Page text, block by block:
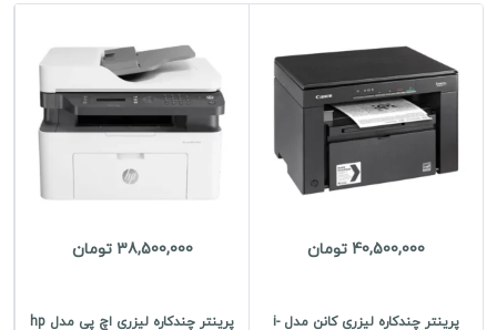
Pro
M227FDN
عدد
40,500,000 تومان
پرینتر چندکاره لیزری کانن مدل i-
38,500,000 تومان
پرینتر چندکاره لیزری اچ پی مدل hp